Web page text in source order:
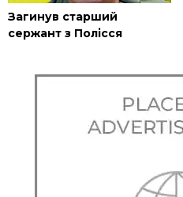
Загинув старший
сержант з Полісся